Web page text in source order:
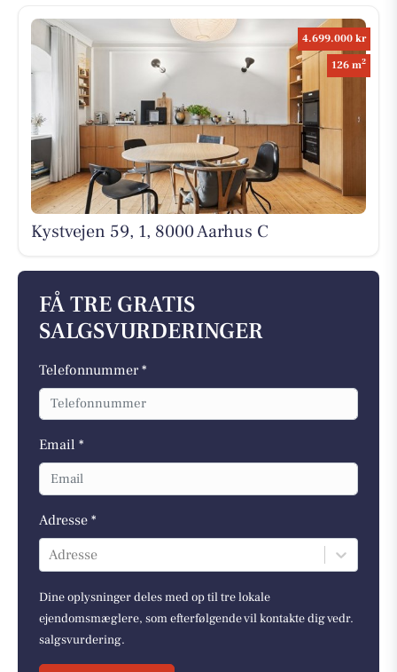
4.699.000 kr
126 m2
Kystvejen 59, 1, 8000 Aarhus C
FÅ TRE GRATIS
SALGSVURDERINGER
Telefonnummer *
Email *
Adresse *
Adresse
Dine oplysninger deles med op til tre lokale
ejendomsmæglere, som efterfølgende vil kontakte dig vedr.
salgsvurdering.